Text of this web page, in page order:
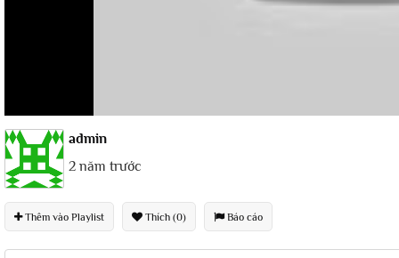
admin
2 năm trước
Thêm vào Playlist Thích (0) Báo cáo